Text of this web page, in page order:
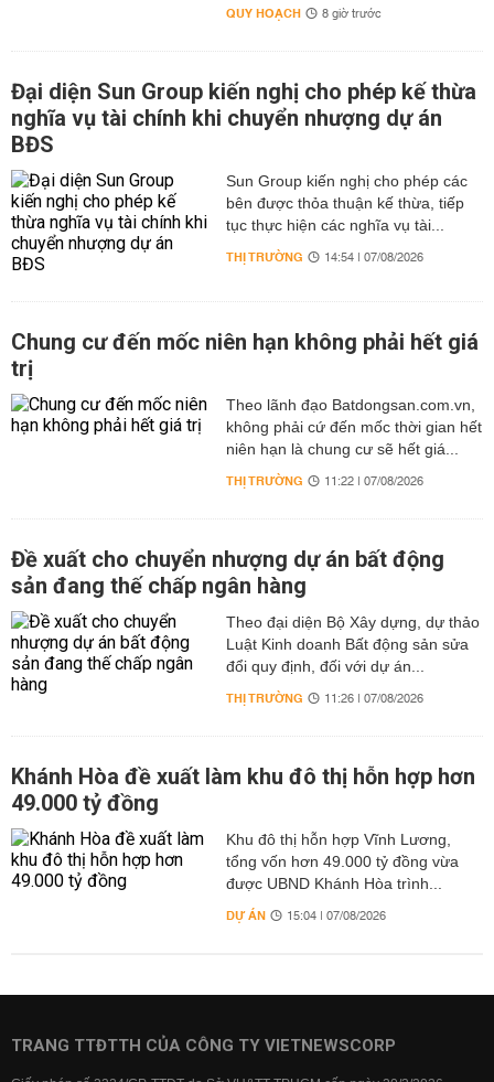
QUY HOẠCH 8 giờ trước
Đại diện Sun Group kiến nghị cho phép kế thừa
nghĩa vụ tài chính khi chuyển nhượng dự án
BĐS
Sun Group kiến nghị cho phép các
bên được thỏa thuận kế thừa, tiếp
tục thực hiện các nghĩa vụ tài...
THỊ TRƯỜNG 14:54 | 07/08/2026
Chung cư đến mốc niên hạn không phải hết giá
trị
Theo lãnh đạo Batdongsan.com.vn,
không phải cứ đến mốc thời gian hết
niên hạn là chung cư sẽ hết giá...
THỊ TRƯỜNG 11:22 | 07/08/2026
Đề xuất cho chuyển nhượng dự án bất động
sản đang thế chấp ngân hàng
Theo đại diện Bộ Xây dựng, dự thảo
Luật Kinh doanh Bất động sản sửa
đổi quy định, đối với dự án...
THỊ TRƯỜNG 11:26 | 07/08/2026
Khánh Hòa đề xuất làm khu đô thị hỗn hợp hơn
49.000 tỷ đồng
Khu đô thị hỗn hợp Vĩnh Lương,
tổng vốn hơn 49.000 tỷ đồng vừa
được UBND Khánh Hòa trình...
DỰ ÁN 15:04 | 07/08/2026
TRANG TTĐTTH CỦA CÔNG TY VIETNEWSCORP